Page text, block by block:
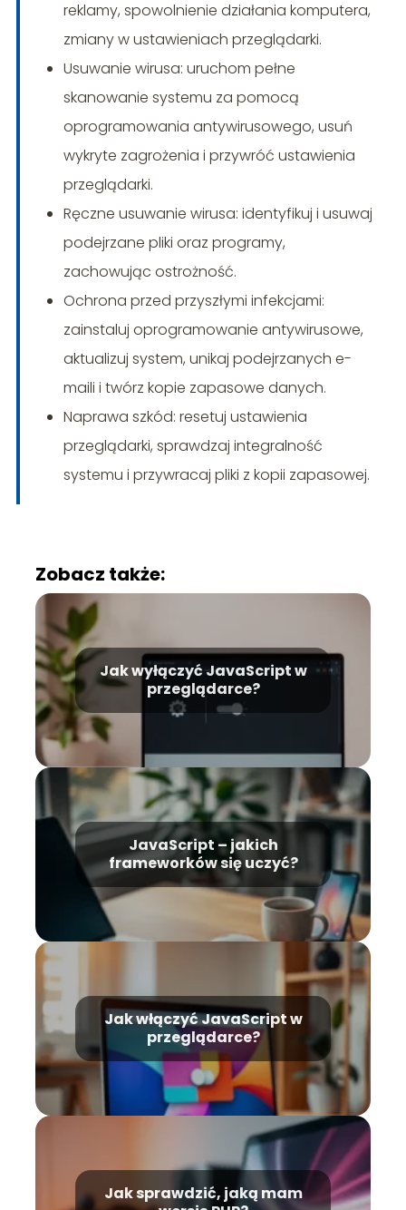
reklamy, spowolnienie działania komputera,
zmiany w ustawieniach przeglądarki.
Usuwanie wirusa: uruchom pełne
skanowanie systemu za pomocą
oprogramowania antywirusowego, usuń
wykryte zagrożenia i przywróć ustawienia
przeglądarki.
Ręczne usuwanie wirusa: identyfikuj i usuwaj
podejrzane pliki oraz programy,
zachowując ostrożność.
Ochrona przed przyszłymi infekcjami:
zainstaluj oprogramowanie antywirusowe,
aktualizuj system, unikaj podejrzanych e-
maili i twórz kopie zapasowe danych.
Naprawa szkód: resetuj ustawienia
przeglądarki, sprawdzaj integralność
systemu i przywracaj pliki z kopii zapasowej.
Zobacz także:
Jak wyłączyć JavaScript w
przeglądarce?
JavaScript – jakich
frameworków się uczyć?
Jak włączyć JavaScript w
przeglądarce?
Jak sprawdzić, jaką mam